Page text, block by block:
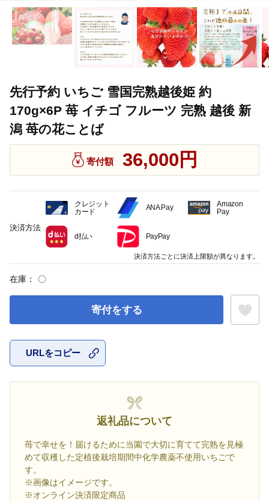
先行予約 いちご 雪国完熟越後姫 約
170g×6P 苺 イチゴ フルーツ 完熟 越後 新
潟 苺の花ことば
寄付額 36,000円
在庫： 〇
寄付をする
URLをコピー
返礼品について
苺で幸せを！届けるために当園で大切に育てて完熟を見極
めて収穫した定植後栽培期間中化学農薬不使用いちごで
す。
※画像はイメージです。
※オンライン決済限定商品
決済方法
クレジット
カード
ANA Pay
Amazon
Pay
d払い PayPay
決済方法ごとに決済上限額が異なります。